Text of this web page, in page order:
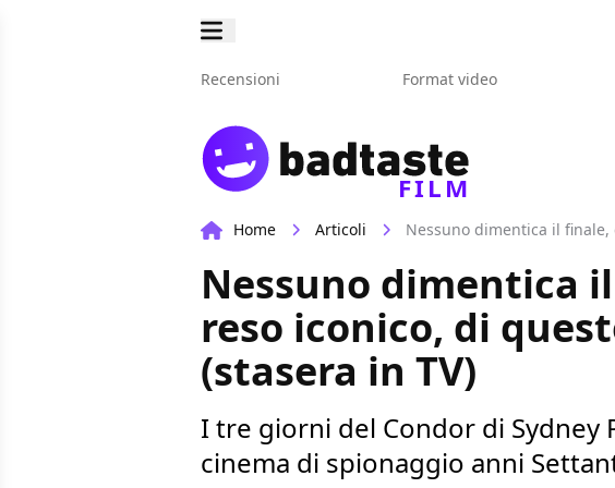
Recensioni Format video
FILM
Home Articoli Nessuno dimentica il
Nessuno dimentica
reso iconico, di
(stasera in TV)
I tre giorni del Condor di Sydney
cinema di spionaggio anni